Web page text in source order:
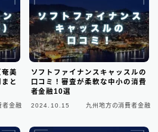
美
と
者金融
ソフトファイナンスキャッスルの
口コミ！審査が柔軟な中小の消費
者金融10選
2024.10.15 九州地方の消費者金融